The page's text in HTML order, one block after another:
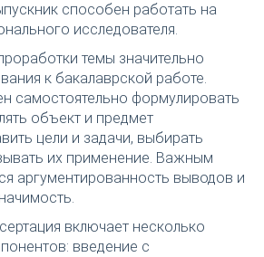
способен работать на
исследователя.
темы значительно
к бакалаврской работе.
самостоятельно формулировать
объект и предмет
цели и задачи, выбирать
их применение. Важным
аргументированность выводов и
включает несколько
введение с